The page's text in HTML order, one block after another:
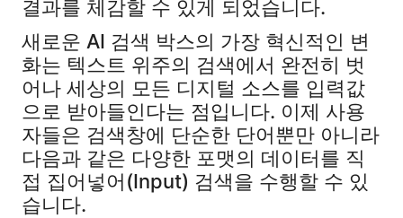
결과를 체감할 수 있게 되었습니다.
새로운 AI 검색 박스의 가장 혁신적인 변
화는 텍스트 위주의 검색에서 완전히 벗
어나 세상의 모든 디지털 소스를 입력값
으로 받아들인다는 점입니다. 이제 사용
자들은 검색창에 단순한 단어뿐만 아니라
다음과 같은 다양한 포맷의 데이터를 직
접 집어넣어(Input) 검색을 수행할 수 있
습니다.